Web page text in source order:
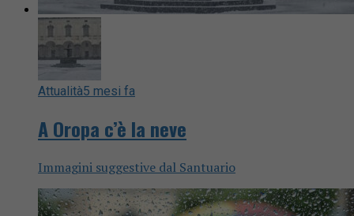
Attualità5 mesi fa
A Oropa c’è la neve
Immagini suggestive dal Santuario